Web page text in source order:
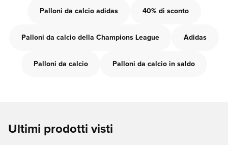
Palloni da calcio adidas 40% di sconto
Palloni da calcio della Champions League Adidas
Palloni da calcio Palloni da calcio in saldo
Ultimi prodotti visti